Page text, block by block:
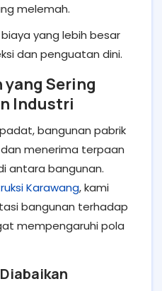
melemah.
yang lebih besar
dan penguatan dini.
yang Sering
Industri
bangunan pabrik
menerima terpaan
antara bangunan.
Karawang, kami
bangunan terhadap
mempengaruhi pola